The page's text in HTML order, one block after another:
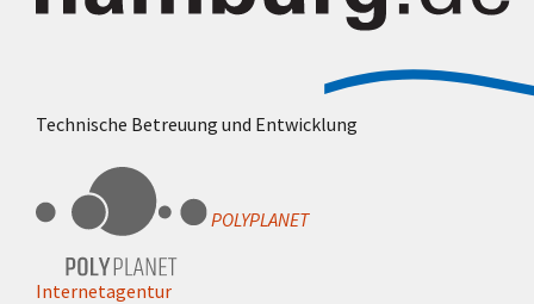
Technische Betreuung und Entwicklung
POLYPLANET
Internetagentur